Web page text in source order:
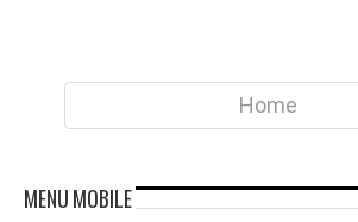
Home
MENUMOBILE